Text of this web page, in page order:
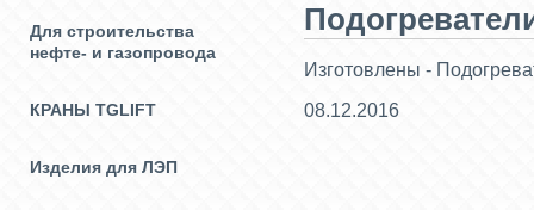
Для строительства
нефте- и газопровода
КРАНЫ TGLIFT
Изделия для ЛЭП
Изготовлены -
08.12.2016